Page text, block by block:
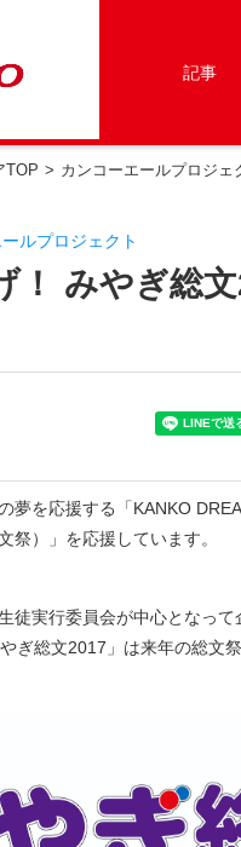
記事
TOP カンコーエールプロジェ
ルプロジェクト
！ みやぎ総
夢を応援する「KANKO
祭）」を応援しています。
徒実行委員会が中心となっ
ぎ総文2017」は来年の総文